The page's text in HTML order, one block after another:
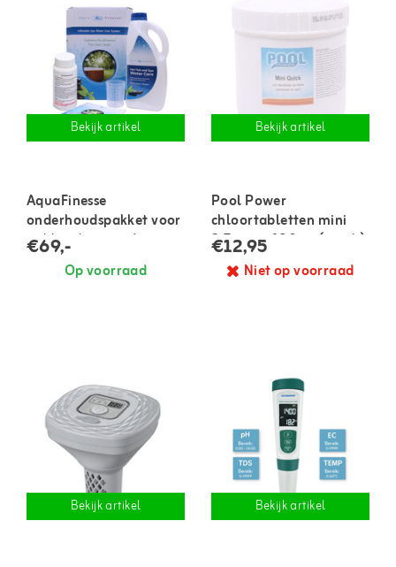
Bekijk artikel
AquaFinesse
onderhoudspakket voor
opblaasbare spa's
€69,-
Op voorraad
Bekijk artikel
Pool Power
chloortabletten mini
2.7 gram 180 st. (quick)
€12,95
Niet op voorraad
Bekijk artikel Bekijk artikel